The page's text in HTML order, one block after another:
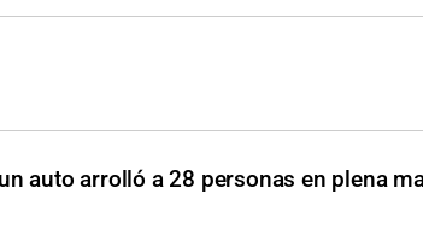
auto arrolló a 28 personas en plena